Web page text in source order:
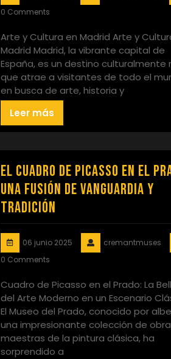
0 Comments
Arte y Cultura en Madrid Arte y
Madrid Madrid, la vibrante capital de
España, es un destino culturalmente
que atrae a visitantes de todo el
en busca de arte, historia y
Leer más
El Cuadro de Picasso en el
Una Fusión de Vanguardia y
Tradición
06 junio 2025
cremantmuses
0 Comments
Cuadro de Picasso en el Prado: La
del Arte Moderno en un Escenario
El Museo del Prado, conocido por
una impresionante colección de
maestras de la pintura clásica, ha
sorprendido a